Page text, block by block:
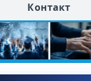
Контакт